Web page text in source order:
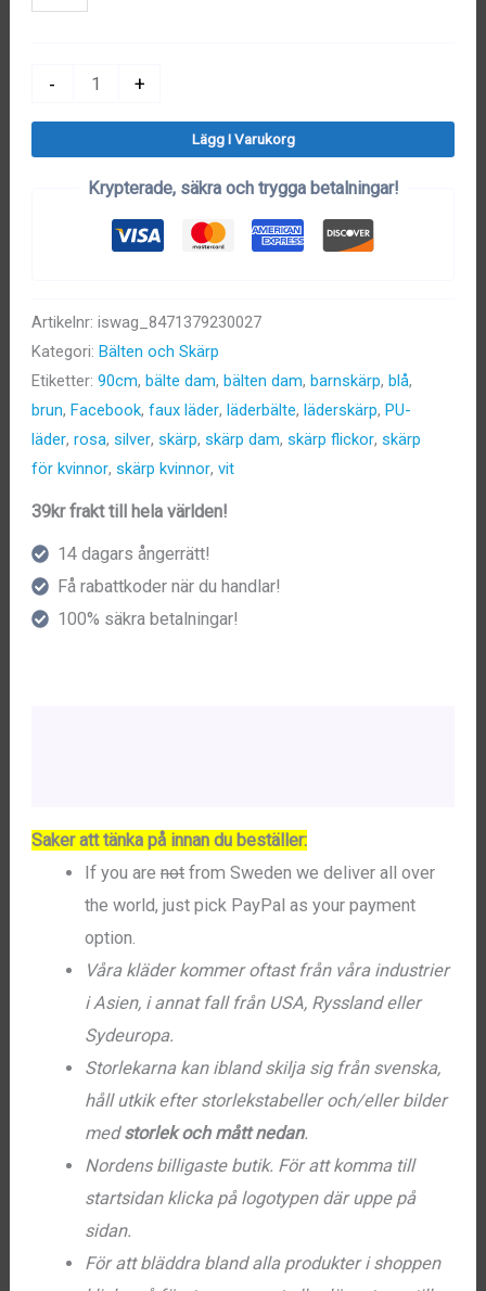
-
Skärp
+
Lägg I Varukorg
Krypterade, säkra och trygga betalningar!
Artikelnr: iswag_8471379230027
Kategori: Bälten och Skärp
Etiketter: 90cm, bälte dam, bälten dam, barnskärp, blå,
brun, Facebook, faux läder, läderbälte, läderskärp, PU-
läder, rosa, silver, skärp, skärp dam, skärp flickor, skärp
för kvinnor, skärp kvinnor, vit
39kr frakt till hela världen!
14 dagars ångerrätt!
Få rabattkoder när du handlar!
100% säkra betalningar!
Saker att tänka på innan du beställer:
If you arenot from Sweden we deliver all over
the world, just pick PayPal as your payment
option.
Våra kläder kommer oftast från våra industrier
i Asien, i annat fall från USA, Ryssland eller
Sydeuropa.
Storlekarna kan ibland skilja sig från svenska,
håll utkik efter storlekstabeller och/eller bilder
medstorlek och mått nedan.
Nordens billigaste butik. För att komma till
startsidan klicka på logotypen där uppe på
sidan.
För att bläddra bland alla produkter i shoppen